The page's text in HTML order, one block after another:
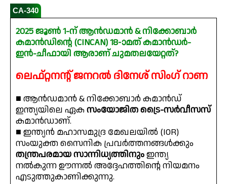
CA-340
2025 ജൂൺ 1-ന് ആൻഡമാൻ & നിക്കോബാർ
കമാൻഡിന്റെ (CINCAN) 18-ാമത് കമാൻഡർ-
ഇൻ-ചീഫായി ആരാണ് ചുമതലയേറ്റത്?
ലെഫ്റ്റനന്റ് ജനറൽ ദിനേശ് സിംഗ് റാണ
■ ആൻഡമാൻ & നിക്കോബാർ കമാൻഡ്
ഇന്ത്യയിലെ ഏക സംയോജിത ട്രൈ-സർവീസസ്
കമാൻഡാണ്.
■ ഇന്ത്യൻ മഹാസമുദ്ര മേഖലയിൽ (IOR)
സംയുക്ത സൈനിക പ്രവർത്തനങ്ങൾക്കും
തന്ത്രപരമായ സാന്നിധ്യത്തിനുംഇന്ത്യ
നൽകുന്ന ഊന്നൽ അദ്ദേഹത്തിന്റെ നിയമനം
എടുത്തുകാണിക്കുന്നു.